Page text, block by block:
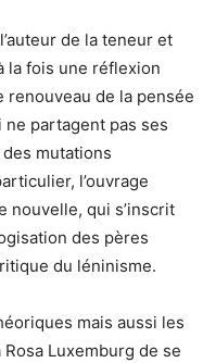
de la teneur et
la fois une réflexion
de la pensée
partagent pas ses
mutations
l’ouvrage
nouvelle, qui s’inscrit
des pères
du léninisme.
mais aussi les
Luxemburg de se